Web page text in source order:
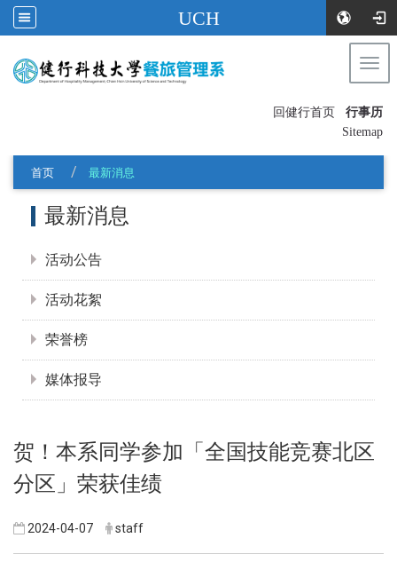
UCH
回健行首页
行事历
Sitemap
首页 最新消息
最新消息
活动公告
活动花絮
荣誉榜
媒体报导
贺！本系同学参加「全国技能竞赛北区
分区」荣获佳绩
2024-04-07 staff